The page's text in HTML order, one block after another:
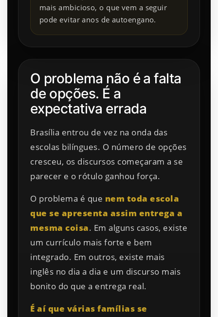
mais ambicioso, o que vem a seguir
pode evitar anos de autoengano.
O problema não é a falta
de opções. É a
expectativa errada
Brasília entrou de vez na onda das
escolas bilíngues. O número de opções
cresceu, os discursos começaram a se
parecer e o rótulo ganhou força.
O problema é que nem toda escola
que se apresenta assim entrega a
mesma coisa. Em alguns casos, existe
um currículo mais forte e bem
integrado. Em outros, existe mais
inglês no dia a dia e um discurso mais
bonito do que a entrega real.
É aí que várias famílias se